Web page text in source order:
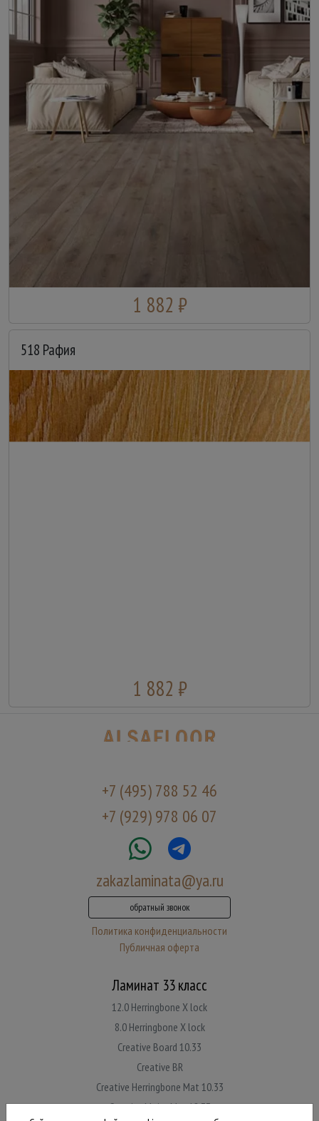
1 882 ₽
518 Рафия
1 882 ₽
+7 (495) 788 52 46
+7 (929) 978 06 07
zakazlaminata@ya.ru
обратный звонок
Политика конфиденциальности
Публичная оферта
Ламинат 33 класс
12.0 Herringbone X lock
8.0 Herringbone X lock
Creative Board 10.33
Creative BR
Creative Herringbone Mat 10.33
Creative Major Mat 12.33